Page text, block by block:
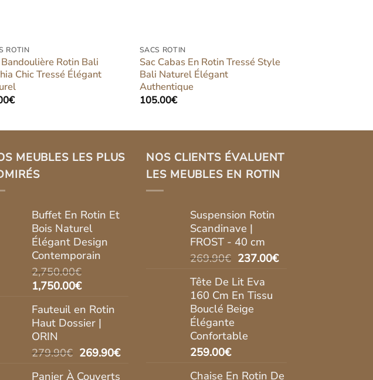
ROTIN
Bandoulière Rotin Bali
Chic Tressé Élégant
€
SACS ROTIN
Sac Cabas En Rotin Tressé Style
Bali Naturel Élégant
Authentique
105.00€
MEUBLES LES PLUS
Buffet En Rotin Et
Bois Naturel
Élégant Design
Contemporain
2,750.00€
Le
initial
était :
2,750.00€.
1,750.00€Le
actuel
est :
Fauteuil en Rotin
Haut Dossier |
ORIN
279.90€ Le
269.90€Le
Panier À Couverts
NOS CLIENTS ÉVALUENT
LES MEUBLES EN ROTIN
Suspension Rotin
Scandinave |
FROST - 40 cm
269.90€ Le
initial
était :
269.90€.
237.00€Le
Tête De Lit Eva
160 Cm En Tissu
Bouclé Beige
Élégante
Confortable
259.00€
Chaise En Rotin De